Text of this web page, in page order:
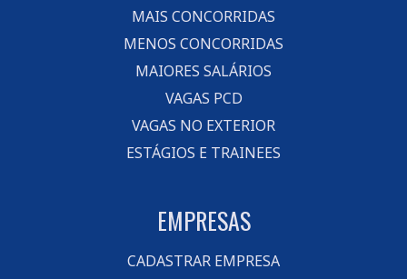
MAIS CONCORRIDAS
MENOS CONCORRIDAS
MAIORES SALÁRIOS
VAGAS PCD
VAGAS NO EXTERIOR
ESTÁGIOS E TRAINEES
EMPRESAS
CADASTRAR EMPRESA